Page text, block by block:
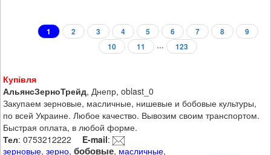
1 2 3 4 5 6 7 8
9
10
11 ... 123
Купівля
АльянсЗерноТрейд, Днепр, oblast_0
Закупаем зерновые, масличные, нишевые и бобовые культуры,
по всей Украине. Любое качество. Вывозим своим транспортом.
Быстрая оплата, в любой форме.
Тел: 0753212222 E-mail:
зерновые,зерно,бобовые, масличные,